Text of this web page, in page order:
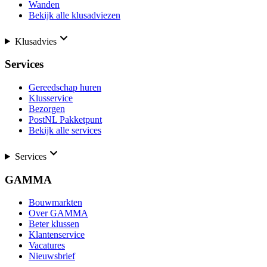
Wanden
Bekijk alle klusadviezen
Klusadvies
Services
Gereedschap huren
Klusservice
Bezorgen
PostNL Pakketpunt
Bekijk alle services
Services
GAMMA
Bouwmarkten
Over GAMMA
Beter klussen
Klantenservice
Vacatures
Nieuwsbrief